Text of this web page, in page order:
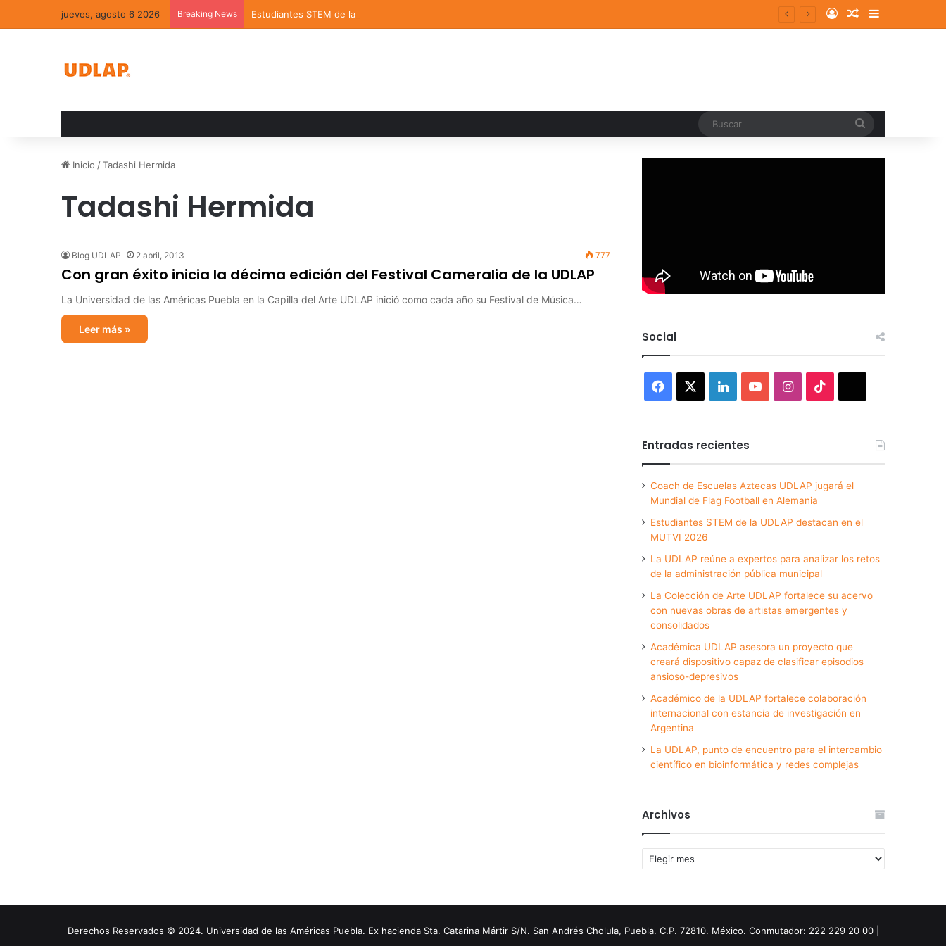
jueves, agosto 6 2026 Breaking News Estudiantes STEM de la UDLAP destacan en el MUTVI 2026 Log InRandom Article
Sidebar
Inicio /Tadashi Hermida
Tadashi Hermida
Blog UDLAP 2 abril, 2013 777
Con gran éxito inicia la décima edición del Festival Cameralia de la UDLAP
La Universidad de las Américas Puebla en la Capilla del Arte UDLAP inició como cada año su Festival de Música…
Leer más »
Social
Facebook LinkedInYouTubeInstagram
Entradas recientes
Coach de Escuelas Aztecas UDLAP jugará el
Mundial de Flag Football en Alemania
Estudiantes STEM de la UDLAP destacan en el
MUTVI 2026
La UDLAP reúne a expertos para analizar los retos
de la administración pública municipal
La Colección de Arte UDLAP fortalece su acervo
con nuevas obras de artistas emergentes y
consolidados
Académica UDLAP asesora un proyecto que
creará dispositivo capaz de clasificar episodios
ansioso-depresivos
Académico de la UDLAP fortalece colaboración
internacional con estancia de investigación en
Argentina
La UDLAP, punto de encuentro para el intercambio
científico en bioinformática y redes complejas
Archivos
Archivos
Derechos Reservados © 2024. Universidad de las Américas Puebla. Ex hacienda Sta. Catarina Mártir S/N. San Andrés Cholula, Puebla. C.P. 72810. México. Conmutador: 222 229 20 00 |